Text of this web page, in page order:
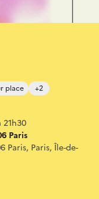
place +2
Paris
Paris, Paris, Île-de-